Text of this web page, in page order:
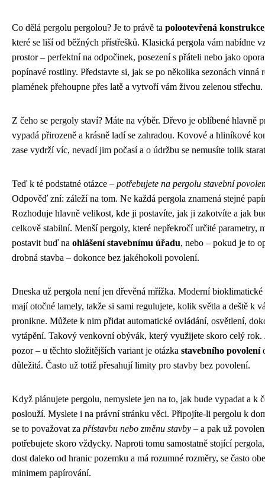
Co dělá pergolu pergolou? Je to právě ta polootevřená konstrukce
které se liší od běžných přístřešků. Klasická pergola vám nabídne
prostor – perfektní na odpočinek, posezení s přáteli nebo jako
popínavé rostliny. Představte si, jak se po několika sezonách vinná
plamének přehoupne přes latě a vytvoří vám živou zelenou
Z čeho se pergoly staví? Máte na výběr. Dřevo je oblíbené hlavně
vypadá přirozeně a krásně ladí se zahradou. Kovové a hliníkové
zase vydrží víc, nevadí jim počasí a o údržbu se nemusíte tolik
Teď k té podstatné otázce – potřebujete na pergolu stavební
Odpověď zní: záleží na tom. Ne každá pergola znamená stejné
Rozhoduje hlavně velikost, kde ji postavíte, jak ji zakotvíte a jak
celkově stabilní. Menší pergoly, které nepřekročí určité parametry,
postavit buď na ohlášení stavebnímu úřadu, nebo – pokud je to
drobná stavba – dokonce bez jakéhokoli povolení.
Dneska už pergola není jen dřevěná mřížka. Moderní
mají otočné lamely, takže si sami regulujete, kolik světla a deště k
pronikne. Můžete k nim přidat automatické ovládání, osvětlení,
vytápění. Takový venkovní obývák, který využijete skoro celý rok.
pozor – u těchto složitějších variant je otázka stavebního povolení
důležitá. Často už totiž přesahují limity pro stavby bez povolení.
Když plánujete pergolu, nemyslete jen na to, jak bude vypadat a k
poslouží. Myslete i na právní stránku věci. Připojíte-li pergolu k
se to považovat za přístavbu nebo změnu stavby – a pak už
potřebujete skoro vždycky. Naproti tomu samostatně stojící
dost daleko od hranic pozemku a má rozumné rozměry, se často
minimem papírování.